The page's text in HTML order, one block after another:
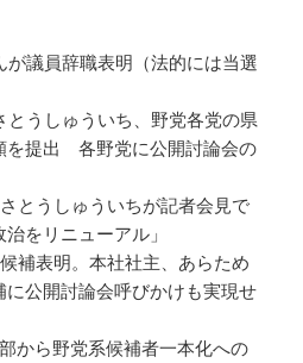
議員辞職表明（法的には当選
うしゅういち、野党各党の県
を提出 各野党に公開討論会の
うしゅういちが記者会見で
をリニューアル」
表明。本社社主、あらため
公開討論会呼びかけも実現せ
ら野党系候補者一本化への